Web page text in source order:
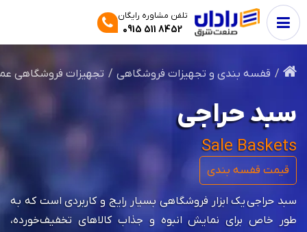
تلفن مشاوره رایگان
0915 511 8452
قفسه بندی و تجهیزات فروشگاهی تجهیزات فروشگاهی
سبد حراجی
Sale Baskets
قیمت قفسه بندی
سبد حراجی یک ابزار فروشگاهی بسیار رایج و کاربردی است که به
طور خاص برای نمایش انبوه و جذاب کالاهای تخفیف‌خورده،